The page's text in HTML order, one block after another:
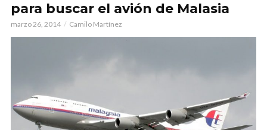
para buscar el avión de Malasia
marzo 26, 2014 Camilo Martínez